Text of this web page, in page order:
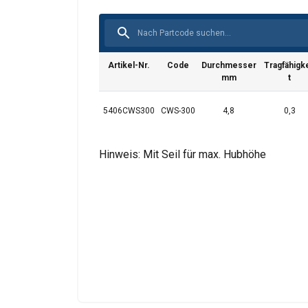
Artikel-Nr. Code
Durchmesser
mm
t
5406CWS300 CWS-300 4,8 0,3
Hinweis: Mit Seil für max. Hubhöhe
Diese
Wir verwenden
analysieren. Wir
Analysepartner
bereitgestellt
Unbedingt